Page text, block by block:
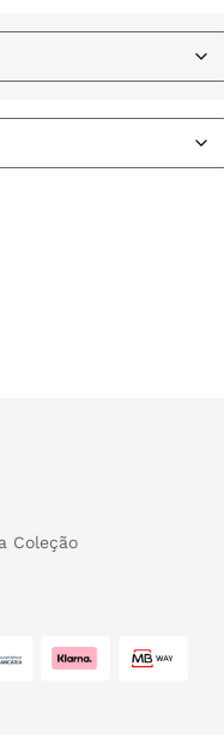
Coleção